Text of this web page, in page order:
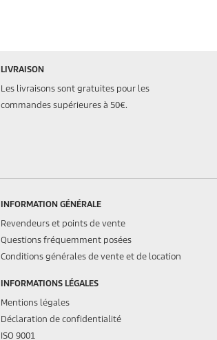
LIVRAISON
Les livraisons sont gratuites pour les
commandes supérieures à 50€.
INFORMATION GÉNÉRALE
Revendeurs et points de vente
Questions fréquemment posées
Conditions générales de vente et de location
INFORMATIONS LÉGALES
Mentions légales
Déclaration de confidentialité
ISO 9001